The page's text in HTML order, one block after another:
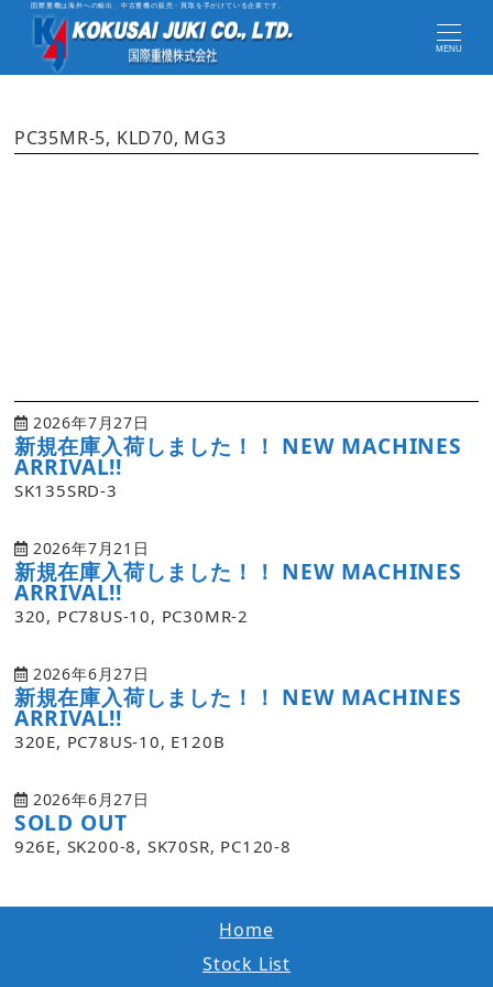
国際重機は海外への輸出、中古重機の販売・買取を手がけている企業です。
MENU
PC35MR-5, KLD70, MG3
2026年7月27日
新規在庫入荷しました！！ NEW MACHINES
ARRIVAL!!
SK135SRD-3
2026年7月21日
新規在庫入荷しました！！ NEW MACHINES
ARRIVAL!!
320, PC78US-10, PC30MR-2
2026年6月27日
新規在庫入荷しました！！ NEW MACHINES
ARRIVAL!!
320E, PC78US-10, E120B
2026年6月27日
SOLD OUT
926E, SK200-8, SK70SR, PC120-8
Home
Stock List